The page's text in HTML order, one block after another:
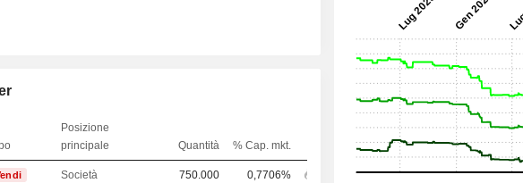
Posizione
principale
Quantità % Cap. mkt.
Società 750.000 0,7706%